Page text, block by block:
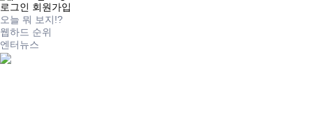
로그인 회원가입
오늘 뭐 보지!?
웹하드 순위
엔터뉴스